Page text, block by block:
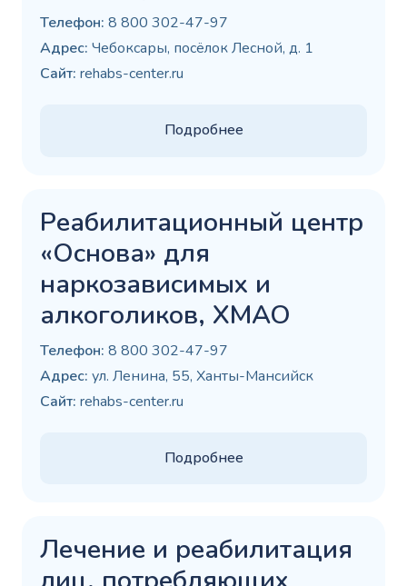
Телефон: 8 800 302-47-97
Адрес: Чебоксары, посёлок Лесной, д. 1
Сайт: rehabs-center.ru
Подробнее
Реабилитационный центр
«Основа» для
наркозависимых и
алкоголиков, ХМАО
Телефон: 8 800 302-47-97
Адрес: ул. Ленина, 55, Ханты-Мансийск
Сайт: rehabs-center.ru
Подробнее
Лечение и реабилитация